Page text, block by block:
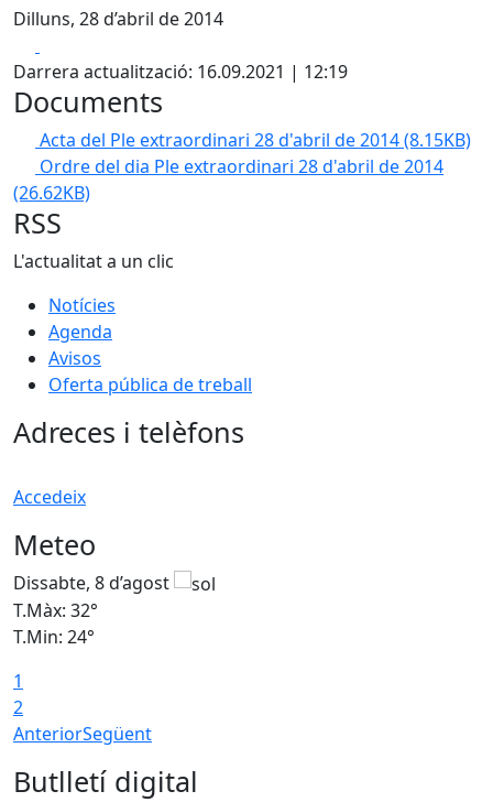
Dilluns, 28 d’abril de 2014
Darrera actualització: 16.09.2021 | 12:19
Documents
Acta del Ple extraordinari 28 d'abril de 2014(8.15KB)
Ordre del dia Ple extraordinari 28 d'abril de 2014
(26.62KB)
RSS
L'actualitat a un clic
Notícies
Agenda
Avisos
Oferta pública de treball
Adreces i telèfons
Accedeix
Meteo
Dissabte, 8 d’agost
T.Màx: 32°
T.Min: 24°
1
2
AnteriorSegüent
Butlletí digital